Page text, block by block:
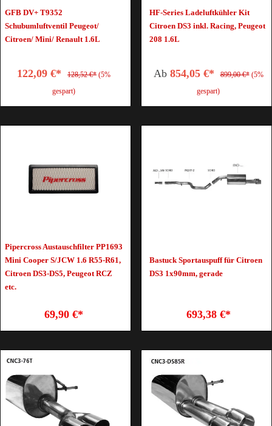
GFB DV+ T9352
Schubumluftventil Peugeot/
Citroen/ Mini/ Renault 1.6L
122,09 €* 128,52 €* (5%
gespart)
HF-Series Ladeluftkühler Kit
Citroen DS3 inkl. Racing, Peugeot
208 1.6L
Ab 854,05 €* 899,00 €* (5%
gespart)
Pipercross Austauschfilter PP1693
Mini Cooper S/JCW 1.6 R55-R61,
Citroen DS3-DS5, Peugeot RCZ
etc.
69,90 €*
Bastuck Sportauspuff für Citroen
DS3 1x90mm, gerade
693,38 €*